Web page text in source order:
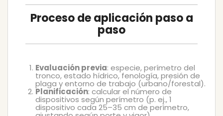
Proceso de aplicación paso a
paso
Evaluación previa: especie, perímetro del
tronco, estado hídrico, fenología, presión de
plaga y entorno de trabajo (urbano/forestal).
Planificación: calcular el número de
dispositivos según perímetro (p. ej., 1
dispositivo cada 25–35 cm de perímetro,